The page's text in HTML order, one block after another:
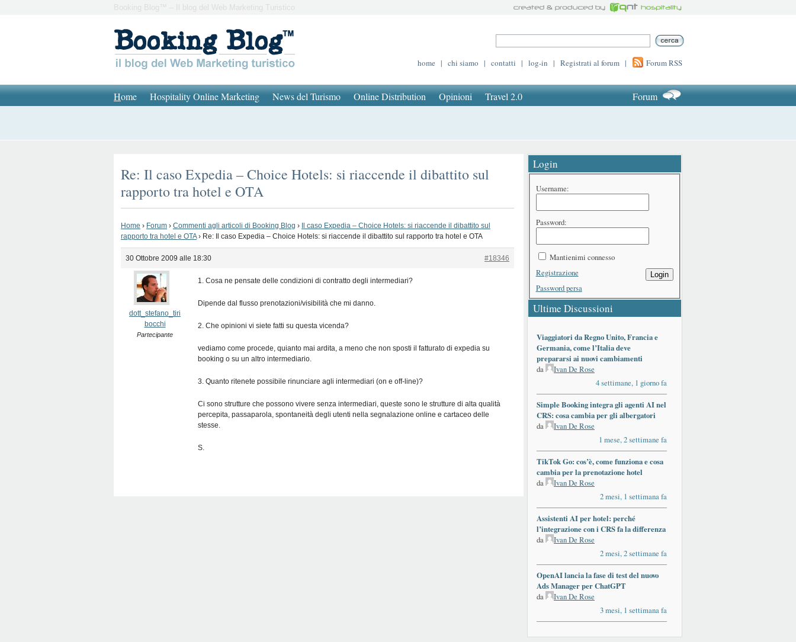
Booking Blog™ – Il blog del Web Marketing Turistico
home | chi siamo | contatti | log-in | Registrati al forum | Forum RSS
Home Hospitality Online Marketing News del Turismo Online Distribution Opinioni Travel 2.0 Forum
Re: Il caso Expedia – Choice Hotels: si riaccende il dibattito sul
rapporto tra hotel e OTA
Home › Forum › Commenti agli articoli di Booking Blog ›
Il caso Expedia – Choice Hotels: si riaccende il dibattito sul
rapporto tra hotel e OTA › Re: Il caso Expedia – Choice Hotels: si riaccende il dibattito sul rapporto tra hotel e OTA
30 Ottobre 2009 alle 18:30 #18346
dott_stefano_tiri
bocchi
Partecipante
1. Cosa ne pensate delle condizioni di contratto degli intermediari?
Dipende dal flusso prenotazioni/visibilità che mi danno.
2. Che opinioni vi siete fatti su questa vicenda?
vediamo come procede, quianto mai ardita, a meno che non sposti il fatturato di expedia su
booking o su un altro intermediario.
3. Quanto ritenete possibile rinunciare agli intermediari (on e off-line)?
Ci sono strutture che possono vivere senza intermediari, queste sono le strutture di alta qualità
percepita, passaparola, spontaneità degli utenti nella segnalazione online e cartaceo delle
stesse.
S.
Login
Username:
Password:
Mantienimi connesso
Login
Registrazione
Password persa
Ultime Discussioni
Viaggiatori da Regno Unito, Francia e
Germania, come l’Italia deve
prepararsi ai nuovi cambiamenti
da
Ivan De Rose
4 settimane, 1 giorno fa
Simple Booking integra gli agenti AI nel
CRS: cosa cambia per gli albergatori
da
Ivan De Rose
1 mese, 2 settimane fa
TikTok Go: cos’è, come funziona e cosa
cambia per la prenotazione hotel
da
Ivan De Rose
2 mesi, 1 settimana fa
Assistenti AI per hotel: perché
l’integrazione con i CRS fa la differenza
da
Ivan De Rose
2 mesi, 2 settimane fa
OpenAI lancia la fase di test del nuovo
Ads Manager per ChatGPT
da
Ivan De Rose
3 mesi, 1 settimana fa